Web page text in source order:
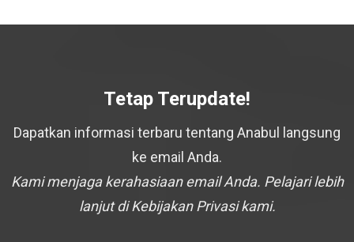
Tetap Terupdate!
Dapatkan informasi terbaru tentang Anabul langsung
ke email Anda.
Kami menjaga kerahasiaan email Anda. Pelajari lebih
lanjut di Kebijakan Privasi kami.